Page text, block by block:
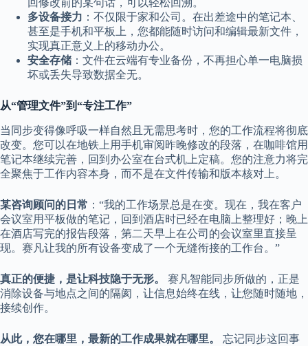
回修改前的某句话，可以轻松回溯。
多设备接力 ：不仅限于家和公司。在出差途中的笔记本、
甚至是手机和平板上，您都能随时访问和编辑最新文件，
实现真正意义上的移动办公。
安全存储 ：文件在云端有专业备份，不再担心单一电脑损
坏或丢失导致数据全无。
从“管理文件”到“专注工作”
当同步变得像呼吸一样自然且无需思考时，您的工作流程将彻底
改变。您可以在地铁上用手机审阅昨晚修改的段落，在咖啡馆用
笔记本继续完善，回到办公室在台式机上定稿。您的注意力将完
全聚焦于工作内容本身，而不是在文件传输和版本核对上。
某咨询顾问的日常 ：“我的工作场景总是在变。现在，我在客户
会议室用平板做的笔记，回到酒店时已经在电脑上整理好；晚上
在酒店写完的报告段落，第二天早上在公司的会议室里直接呈
现。赛凡让我的所有设备变成了一个无缝衔接的工作台。”
真正的便捷，是让科技隐于无形。
赛凡智能同步所做的，正是
消除设备与地点之间的隔阂，让信息始终在线，让您随时随地，
接续创作。
从此，您在哪里，最新的工作成果就在哪里。
忘记同步这回事